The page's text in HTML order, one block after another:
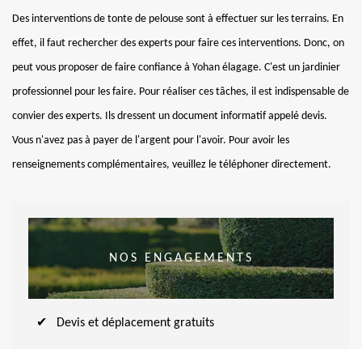
Des interventions de tonte de pelouse sont à effectuer sur les terrains. En
effet, il faut rechercher des experts pour faire ces interventions. Donc, on
peut vous proposer de faire confiance à Yohan élagage. C'est un jardinier
professionnel pour les faire. Pour réaliser ces tâches, il est indispensable de
convier des experts. Ils dressent un document informatif appelé devis.
Vous n'avez pas à payer de l'argent pour l'avoir. Pour avoir les
renseignements complémentaires, veuillez le téléphoner directement.
NOS ENGAGEMENTS
Devis et déplacement gratuits